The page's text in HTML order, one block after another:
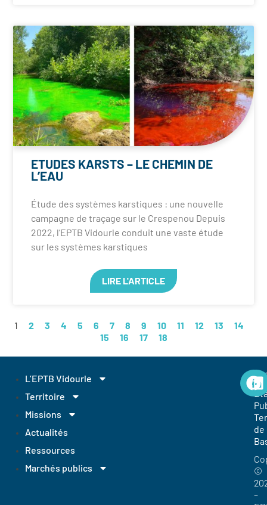
ETUDES KARSTS – LE CHEMIN DE
L’EAU
Étude des systèmes karstiques : une nouvelle
campagne de traçage sur le Crespenou Depuis
2022, l’EPTB Vidourle conduit une vaste étude
sur les systèmes karstiques
LIRE L'ARTICLE
1 2 3 4 5 6 7 8 9 10 11 12 13
14
15
16 17 18
L’EPTB Vidourle
Territoire
Missions
Actualités
Ressources
Marchés publics
de
©
–